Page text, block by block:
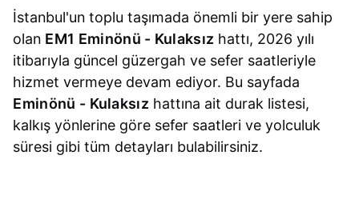
İstanbul'un toplu taşımada önemli bir yere sahip
olan EM1 Eminönü - Kulaksız hattı, 2026 yılı
itibarıyla güncel güzergah ve sefer saatleriyle
hizmet vermeye devam ediyor. Bu sayfada
Eminönü - Kulaksız hattına ait durak listesi,
kalkış yönlerine göre sefer saatleri ve yolculuk
süresi gibi tüm detayları bulabilirsiniz.